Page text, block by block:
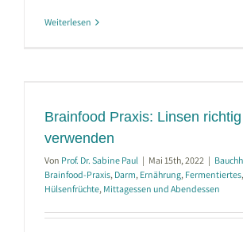
Weiterlesen
Brainfood Praxis: Linsen richtig
verwenden
Von Prof. Dr. Sabine Paul | Mai 15th, 2022 |
Brainfood-Praxis, Darm, Ernährung, Fermentiertes,
Hülsenfrüchte, Mittagessen und Abendessen